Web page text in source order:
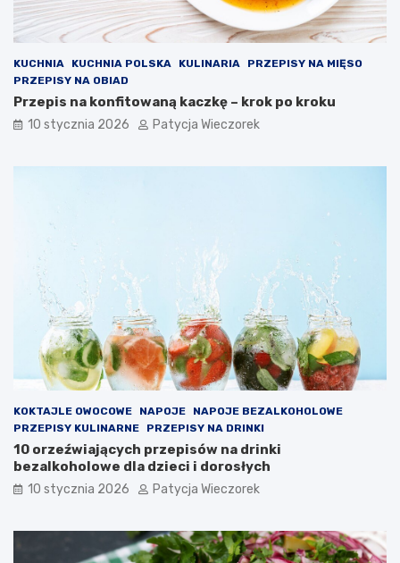
KUCHNIA KUCHNIA POLSKA KULINARIA
PRZEPISY NA MIĘSO
PRZEPISY NA OBIAD
Przepis na konfitowaną kaczkę – krok po kroku
10 stycznia 2026 Patycja Wieczorek
KOKTAJLE OWOCOWE NAPOJE
NAPOJE BEZALKOHOLOWE
PRZEPISY KULINARNE
PRZEPISY NA DRINKI
10 orzeźwiających przepisów na drinki
bezalkoholowe dla dzieci i dorosłych
10 stycznia 2026 Patycja Wieczorek